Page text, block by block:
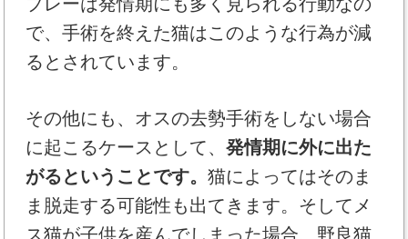
で、手術を終えた猫はこのような行為が減
るとされています。
その他にも、オスの去勢手術をしない場合
に起こるケースとして、発情期に外に出た
がるということです。猫によってはそのま
ま脱走する可能性も出てきます。そしてメ
ス猫が子供を産んでしまった場合、野良猫